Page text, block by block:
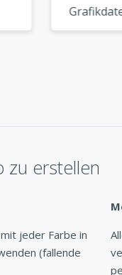
Ihrer
wie die
zu erstellen
jeder Farbe in
(fallende